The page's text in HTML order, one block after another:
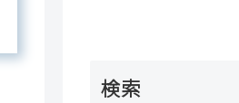
検索